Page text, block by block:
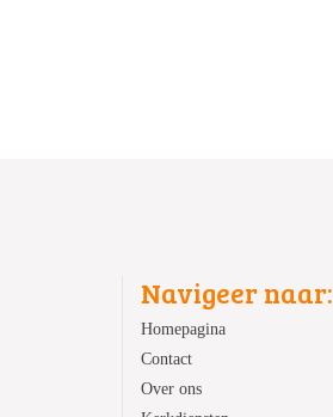
Navigeer naar:
Homepagina
Contact
Over ons